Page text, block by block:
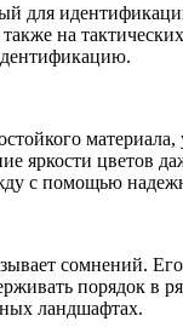
на
яркости
с помощью
сомнений.
порядок в
ландшафтах.